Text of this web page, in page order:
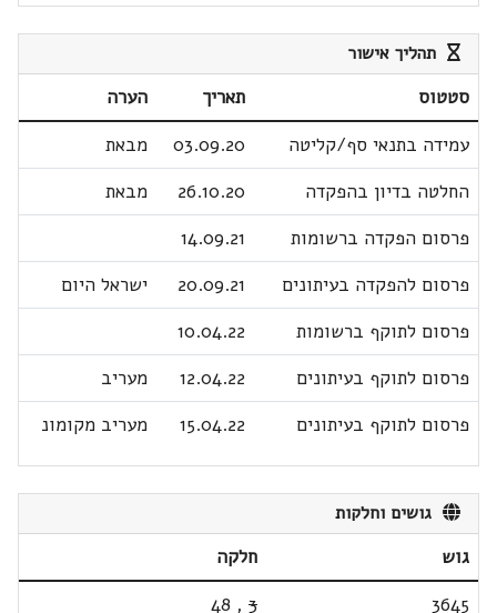
תהליך אישור
סטטוס תאריך
הערה
עמידה בתנאי סף/קליטה
03.09.20
מבאת
החלטה בדיון בהפקדה
26.10.20
מבאת
פרסום הפקדה ברשומות
14.09.21
פרסום להפקדה בעיתונים
20.09.21
ישראל היום
פרסום לתוקף ברשומות
10.04.22
פרסום לתוקף בעיתונים
12.04.22
מעריב
פרסום לתוקף בעיתונים
15.04.22 מעריב מקומונ
גושים וחלקות
גוש
חלקה
3645
3
,
48